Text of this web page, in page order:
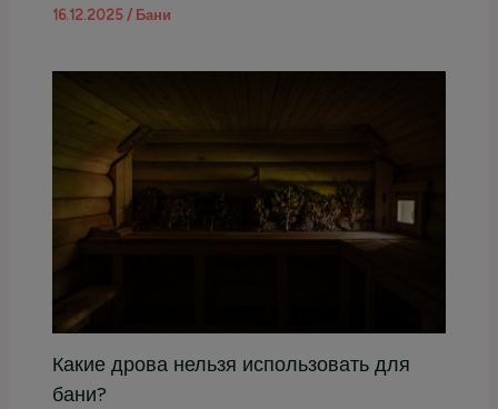
16.12.2025 / Бани
Какие дрова нельзя использовать для
бани?